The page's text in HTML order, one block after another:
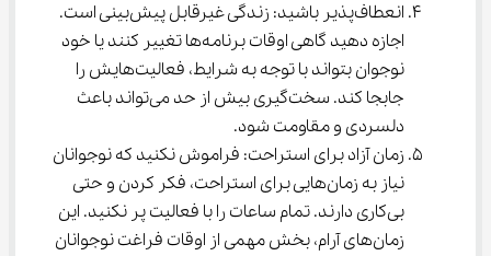
انعطاف‌پذیر باشید: زندگی غیرقابل پیش‌بینی است.
اجازه دهید گاهی اوقات برنامه‌ها تغییر کنند یا خود
نوجوان بتواند با توجه به شرایط، فعالیت‌هایش را
جابجا کند. سخت‌گیری بیش از حد می‌تواند باعث
دلسردی و مقاومت شود.
زمان آزاد برای استراحت: فراموش نکنید که نوجوانان
نیاز به زمان‌هایی برای استراحت، فکر کردن و حتی
بی‌کاری دارند. تمام ساعات را با فعالیت پر نکنید. این
زمان‌های آرام، بخش مهمی از اوقات فراغت نوجوانان